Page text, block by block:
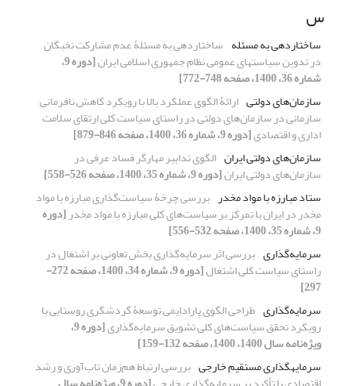
س
ساختاردهی به مسئله ساختاردهی به مسئلۀ عدم مشارکت نخبگان
در تدوین سیاست‏های عمومی نظام جمهوری اسلامی ایران [دوره 9،
شماره 36، 1400، صفحه 748-772]
سازمان‌های دولتی ارائۀ الگوی عملکرد بالا با رویکرد کاهش نافرمانی
سازمانی در سازمان‌های دولتی در راستای سیاست کلی ارتقای سلامت
اداری و اقتصادی[دوره 9، شماره 36، 1400، صفحه 846-879]
سازمان‌های دولتی ایران الگوی تدابیر مهارگر فساد عرفی در
سازمان‌های دولتی ایران[دوره 9، شماره 35، 1400، صفحه 526-558]
ستاد مبارزه با مواد مخدر بررسی چرخۀ سیاست‌گذاری مبارزه با مواد
مخدر در ایران با تمرکز بر سیاست‌های کلی مبارزه با مواد مخدر[دوره
9، شماره 35، 1400، صفحه 532-556]
سرمایه‌گذاری بررسی اثر سرمایه‌گذاری بخش تعاونی بر اشتغال در
راستای سیاست کلی اشتغال [دوره 9، شماره 34، 1400، صفحه 272-
297]
سرمایه‌گذاری طراحی الگوی پارادایمی توسعۀ گردشگری روستایی با
رویکرد تحقق سیاست‌های کلی تشویق سرمایه‌گذاری [دوره 9،
ویژه‌نامه سال 1400، 1400، صفحه 132-159]
سرمایه‏گذاری مستقیم خارجی بررسی ارتباط هم‌زمان تاب‌آوری و رشد